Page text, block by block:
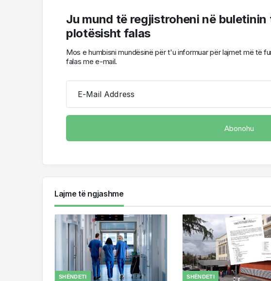
Ju mund të regjistroheni në
plotësisht falas
Mos e humbisni mundësinë për t'u informuar për lajmet më të
falas me e-mail.
E-Mail Address
Lajme të ngjashme
SHËNDETI SHËNDETI